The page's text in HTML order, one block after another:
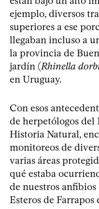
ejemplo, diversos
superiores a ese
llegaban incluso a
la provincia de
jardín (Rhinella
en Uruguay.
Con esos
de herpetólogos del
Historia Natural,
monitoreos de
varias áreas
qué estaba
de nuestros
Esteros de Farrapos